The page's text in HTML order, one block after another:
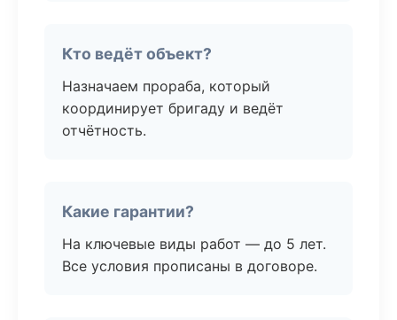
Кто ведёт объект?
Назначаем прораба, который
координирует бригаду и ведёт
отчётность.
Какие гарантии?
На ключевые виды работ — до 5 лет.
Все условия прописаны в договоре.